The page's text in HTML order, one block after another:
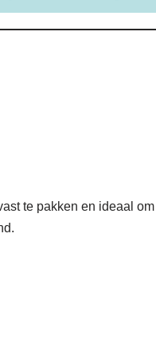
te pakken en ideaal